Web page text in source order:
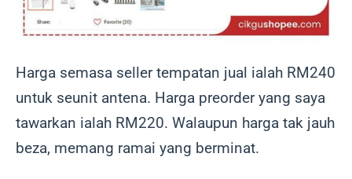
Harga semasa seller tempatan jual ialah RM240
untuk seunit antena. Harga preorder yang saya
tawarkan ialah RM220. Walaupun harga tak jauh
beza, memang ramai yang berminat.